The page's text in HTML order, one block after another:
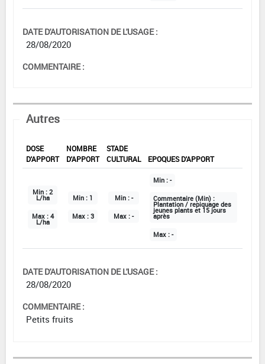
DATE D'AUTORISATION DE L'USAGE :
28/08/2020
COMMENTAIRE :
Autres
DOSE
D'APPORT
NOMBRE
D'APPORT
STADE
CULTURAL
EPOQUES D'APPORT
Min : 2
L/ha
Max : 4
L/ha
Min : 1
Max : 3
Min : -
Max : -
Min : -
Commentaire (Min) :
Plantation / repiquage des
jeunes plants et 15 jours
après
Max : -
DATE D'AUTORISATION DE L'USAGE :
28/08/2020
COMMENTAIRE :
Petits fruits